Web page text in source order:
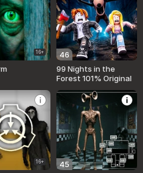
16+
46
99 Nights in the
Forest 101% Original
16+
45